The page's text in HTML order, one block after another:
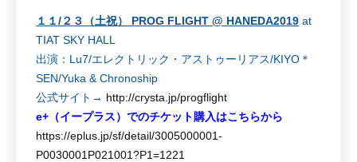
１１/２３（土祝） PROG FLIGHT @ HANEDA2019 at
TIAT SKY HALL
出演：Lu7/エレクトリック・アストゥーリアス/KIYO＊
SEN/Yuka & Chronoship
公式サイト→ http://crysta.jp/progflight
e+（イープラス）でのチケット購入はこちらから
https://eplus.jp/sf/detail/3005000001-
P0030001P021001?P1=1221